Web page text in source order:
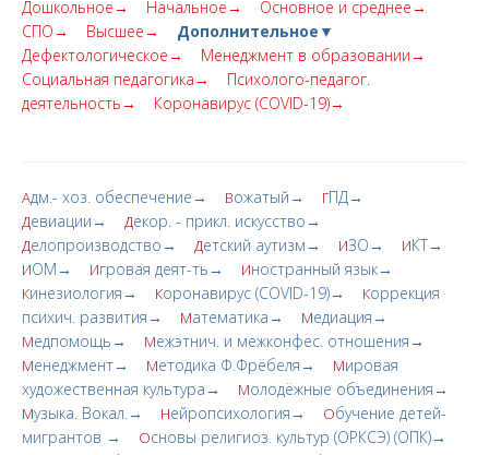
Дошкольное→ Начальное→
Основное и среднее→
СПО→
Высшее→
Дополнительное▼
Дефектологическое→
Менеджмент в образовании→
Социальная педагогика→
Психолого-педагог.
деятельность→
Коронавирус (COVID-19)→
Адм.- хоз. обеспечение→ Вожатый→ ГПД→
Девиации→ Декор. - прикл. искусство→
Делопроизводство→ Детский аутизм→ ИЗО→ ИКТ→
ИОМ→ Игровая деят-ть→ Иностранный язык→
Кинезиология→ Коронавирус (COVID-19)→ Коррекция
психич. развития→
Математика→ Медиация→
Медпомощь→ Межэтнич. и межконфес. отношения→
Менеджмент→ Методика Ф.Фрёбеля→ Мировая
художественная культура→
Молодёжные объединения→
Музыка. Вокал.→ Нейропсихология→ Обучение детей-
мигрантов →
Основы религиоз. культур (ОРКСЭ) (ОПК)→